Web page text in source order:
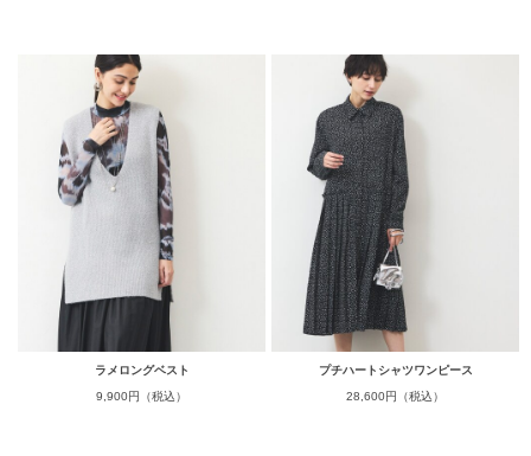
ラメロングベスト
9,900円（税込）
プチハートシャツワンピース
28,600円（税込）